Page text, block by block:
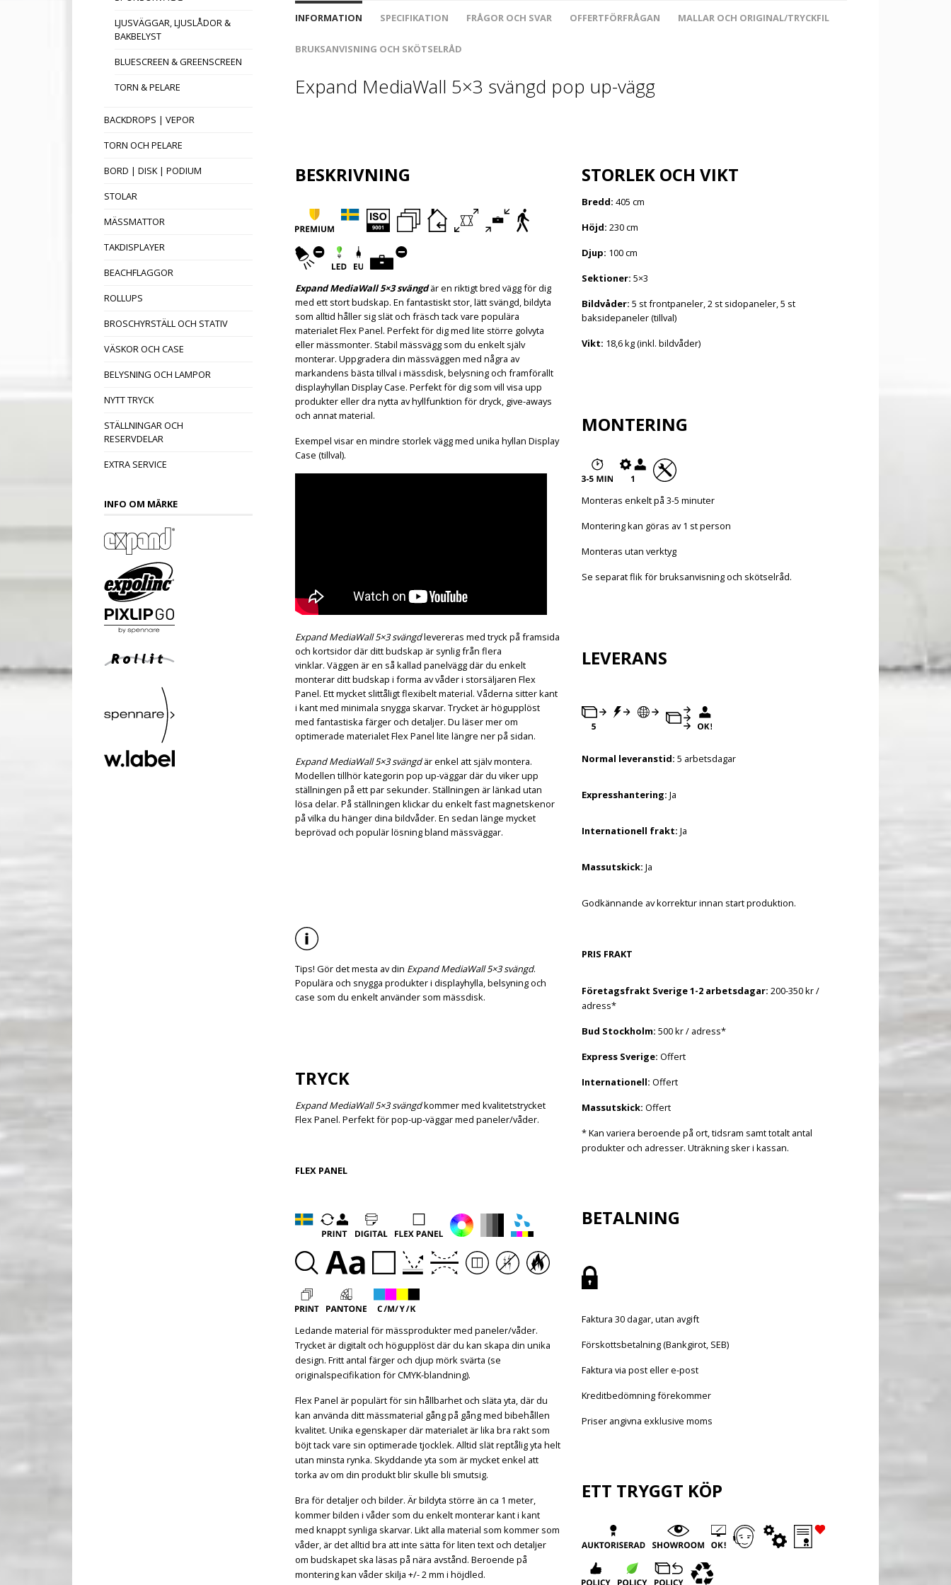
LJUSVÄGGAR, LJUSLÅDOR &
BAKBELYST
BLUESCREEN & GREENSCREEN
TORN & PELARE
BACKDROPS | VEPOR
TORN OCH PELARE
BORD | DISK | PODIUM
STOLAR
MÄSSMATTOR
TAKDISPLAYER
BEACHFLAGGOR
ROLLUPS
BROSCHYRSTÄLL OCH STATIV
VÄSKOR OCH CASE
BELYSNING OCH LAMPOR
NYTT TRYCK
STÄLLNINGAR OCH
RESERVDELAR
EXTRA SERVICE
INFO OM MÄRKE
INFORMATION SPECIFIKATION FRÅGOR OCH SVAR OFFERTFÖRFRÅGAN MALLAR OCH ORIGINAL/TRYCKFIL
BRUKSANVISNING OCH SKÖTSELRÅD
Expand MediaWall 5×3 svängd pop up-vägg
BESKRIVNING
Expand MediaWall 5×3 svängdär en riktigt bred vägg för dig
med ett stort budskap. En fantastiskt stor, lätt svängd, bildyta
som alltid håller sig slät och fräsch tack vare populära
materialet Flex Panel. Perfekt för dig med lite större golvyta
eller mässmonter. Stabil mässvägg som du enkelt själv
monterar. Uppgradera din mässväggen med några av
markandens bästa tillval i mässdisk, belysning och framförallt
displayhyllan Display Case. Perfekt för dig som vill visa upp
produkter eller dra nytta av hyllfunktion för dryck, give-aways
och annat material.
Exempel visar en mindre storlek vägg med unika hyllan Display
Case (tillval).
Expand MediaWall5×3 svängdlevereras med tryck på framsida
och kortsidor där ditt budskap är synlig från flera
vinklar. Väggen är en så kallad panelvägg där du enkelt
monterar ditt budskap i forma av våder i storsäljaren Flex
Panel. Ett mycket slittåligt flexibelt material. Våderna sitter kant
i kant med minimala snygga skarvar. Trycket är högupplöst
med fantastiska färger och detaljer. Du läser mer om
optimerade materialet Flex Panel lite längre ner på sidan.
Expand MediaWall 5×3 svängdär enkel att själv montera.
Modellen tillhör kategorin pop up-väggar där du viker upp
ställningen på ett par sekunder. Ställningen är länkad utan
lösa delar. På ställningen klickar du enkelt fast magnetskenor
på vilka du hänger dina bildvåder. En sedan länge mycket
beprövad och populär lösning bland mässväggar.
Tips! Gör det mesta av din Expand MediaWall 5×3 svängd.
Populära och snygga produkter i displayhylla, belsyning och
case som du enkelt använder som mässdisk.
TRYCK
Expand MediaWall 5×3 svängdkommer med kvalitetstrycket
Flex Panel. Perfekt för pop-up-väggar med paneler/våder.
FLEX PANEL
Ledande material för mässprodukter med paneler/våder.
Trycket är digitalt och högupplöst där du kan skapa din unika
design. Fritt antal färger och djup mörk svärta (se
originalspecifikation för CMYK-blandning).
Flex Panel är populärt för sin hållbarhet och släta yta, där du
kan använda ditt mässmaterial gång på gång med bibehållen
kvalitet. Unika egenskaper där materialet är lika bra rakt som
böjt tack vare sin optimerade tjocklek. Alltid slät reptålig yta helt
utan minsta rynka. Skyddande yta som är mycket enkel att
torka av om din produkt blir skulle bli smutsig.
Bra för detaljer och bilder. Är bildyta större än ca 1 meter,
kommer bilden i våder som du enkelt monterar kant i kant
med knappt synliga skarvar. Likt alla material som kommer som
våder, är det alltid bra att inte sätta för liten text och detaljer
om budskapet ska läsas på nära avstånd. Beroende på
montering kan våder skilja +/- 2 mm i höjdled.
STORLEK OCH VIKT
Bredd: 405 cm
Höjd: 230 cm
Djup: 100 cm
Sektioner: 5×3
Bildvåder: 5 st frontpaneler, 2 st sidopaneler, 5 st
baksidepaneler (tillval)
Vikt: 18,6 kg (inkl. bildvåder)
MONTERING
Monteras enkelt på 3-5 minuter
Montering kan göras av 1 st person
Monteras utan verktyg
Se separat flik för bruksanvisning och skötselråd.
LEVERANS
Normal leveranstid: 5 arbetsdagar
Expresshantering: Ja
Internationell frakt: Ja
Massutskick: Ja
Godkännande av korrektur innan start produktion.
PRIS FRAKT
Företagsfrakt Sverige 1-2 arbetsdagar: 200-350 kr /
adress*
Bud Stockholm: 500 kr / adress*
Express Sverige: Offert
Internationell: Offert
Massutskick: Offert
* Kan variera beroende på ort, tidsram samt totalt antal
produkter och adresser. Uträkning sker i kassan.
BETALNING
Faktura 30 dagar, utan avgift
Förskottsbetalning (Bankgirot, SEB)
Faktura via post eller e-post
Kreditbedömning förekommer
Priser angivna exklusive moms
ETT TRYGGT KÖP